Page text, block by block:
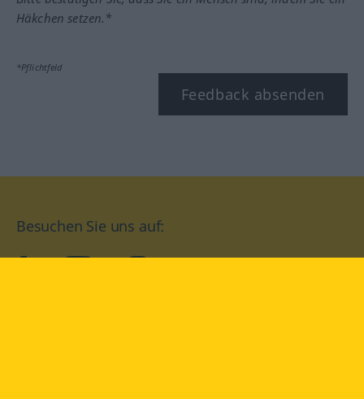
Häkchen setzen.*
*Pflichtfeld
Feedback absenden
Besuchen Sie uns auf: